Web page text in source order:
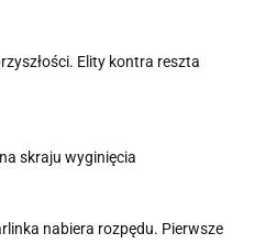
Elity kontra reszta
skraju wyginięcia
nabiera rozpędu. Pierwsze